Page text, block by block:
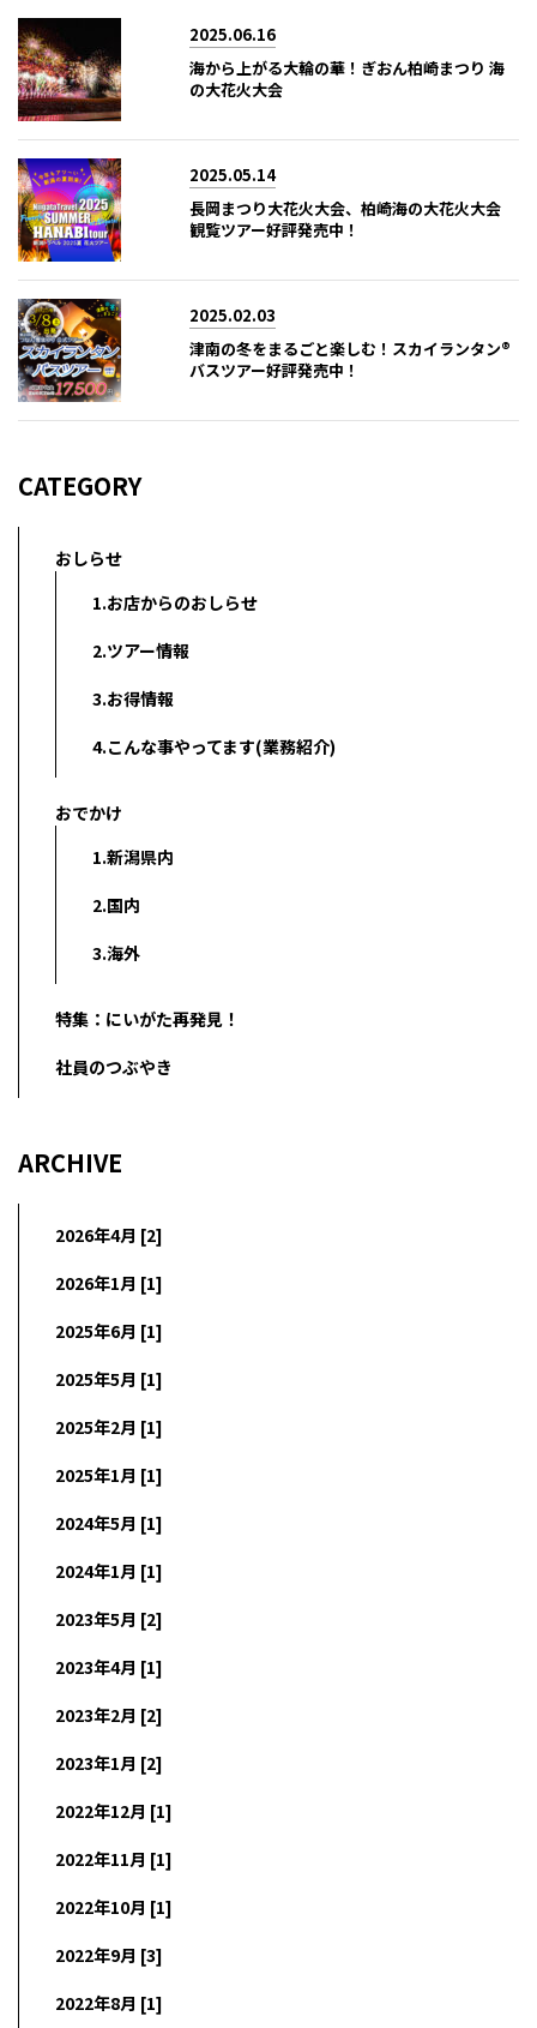
2025.06.16
海から上がる大輪の華！ぎおん柏崎まつり 海
の大花火大会
2025.05.14
長岡まつり大花火大会、柏崎海の大花火大会
観覧ツアー好評発売中！
2025.02.03
津南の冬をまるごと楽しむ！スカイランタン®
バスツアー好評発売中！
CATEGORY
おしらせ
1.お店からのおしらせ
2.ツアー情報
3.お得情報
4.こんな事やってます(業務紹介)
おでかけ
1.新潟県内
2.国内
3.海外
特集：にいがた再発見！
社員のつぶやき
ARCHIVE
2026年4月 [2]
2026年1月 [1]
2025年6月 [1]
2025年5月 [1]
2025年2月 [1]
2025年1月 [1]
2024年5月 [1]
2024年1月 [1]
2023年5月 [2]
2023年4月 [1]
2023年2月 [2]
2023年1月 [2]
2022年12月 [1]
2022年11月 [1]
2022年10月 [1]
2022年9月 [3]
2022年8月 [1]